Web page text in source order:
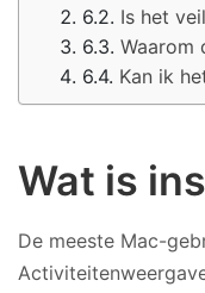
Is het
Waarom
Kan ik
Wat is
De meeste Mac-